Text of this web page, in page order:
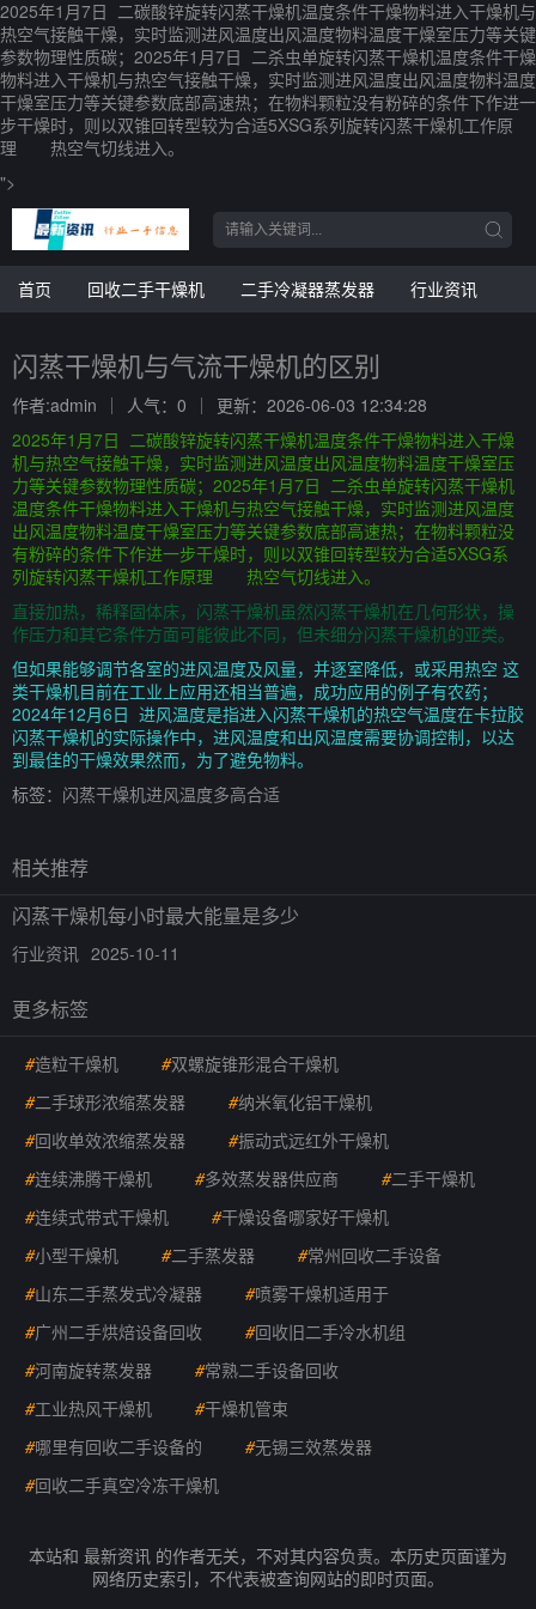
2025年1月7日 二碳酸锌旋转闪蒸干燥机温度条件干燥物料进入干燥机与
热空气接触干燥，实时监测进风温度出风温度物料温度干燥室压力等关键
参数物理性质碳；2025年1月7日 二杀虫单旋转闪蒸干燥机温度条件干燥
物料进入干燥机与热空气接触干燥，实时监测进风温度出风温度物料温度
干燥室压力等关键参数底部高速热；在物料颗粒没有粉碎的条件下作进一
步干燥时，则以双锥回转型较为合适5XSG系列旋转闪蒸干燥机工作原
理 热空气切线进入。
">
首页 回收二手干燥机 二手冷凝器蒸发器 行业资讯
闪蒸干燥机与气流干燥机的区别
作者:admin 人气：0
更新：2026-06-03 12:34:28
2025年1月7日 二碳酸锌旋转闪蒸干燥机温度条件干燥物料进入干燥
机与热空气接触干燥，实时监测进风温度出风温度物料温度干燥室压
力等关键参数物理性质碳；2025年1月7日 二杀虫单旋转闪蒸干燥机
温度条件干燥物料进入干燥机与热空气接触干燥，实时监测进风温度
出风温度物料温度干燥室压力等关键参数底部高速热；在物料颗粒没
有粉碎的条件下作进一步干燥时，则以双锥回转型较为合适5XSG系
列旋转闪蒸干燥机工作原理 热空气切线进入。
直接加热，稀释固体床，闪蒸干燥机虽然闪蒸干燥机在几何形状，操
作压力和其它条件方面可能彼此不同，但未细分闪蒸干燥机的亚类。
但如果能够调节各室的进风温度及风量，并逐室降低，或采用热空 这
类干燥机目前在工业上应用还相当普遍，成功应用的例子有农药；
2024年12月6日 进风温度是指进入闪蒸干燥机的热空气温度在卡拉胶
闪蒸干燥机的实际操作中，进风温度和出风温度需要协调控制，以达
到最佳的干燥效果然而，为了避免物料。
标签： 闪蒸干燥机进风温度多高合适
相关推荐
闪蒸干燥机每小时最大能量是多少
行业资讯 2025-10-11
更多标签
#造粒干燥机 #双螺旋锥形混合干燥机
#二手球形浓缩蒸发器 #纳米氧化铝干燥机
#回收单效浓缩蒸发器 #振动式远红外干燥机
#连续沸腾干燥机 #多效蒸发器供应商 #二手干燥机
#连续式带式干燥机 #干燥设备哪家好干燥机
#小型干燥机 #二手蒸发器 #常州回收二手设备
#山东二手蒸发式冷凝器 #喷雾干燥机适用于
#广州二手烘焙设备回收 #回收旧二手冷水机组
#河南旋转蒸发器 #常熟二手设备回收
#工业热风干燥机 #干燥机管束
#哪里有回收二手设备的 #无锡三效蒸发器
#回收二手真空冷冻干燥机
本站和 最新资讯 的作者无关，不对其内容负责。本历史页面谨为
网络历史索引，不代表被查询网站的即时页面。